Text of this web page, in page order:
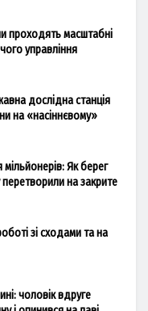
проходять масштабні
управління
дослідна станція
на «насіннєвому»
Як берег
перетворили на закрите
зі сходами та на
чоловік вдруге